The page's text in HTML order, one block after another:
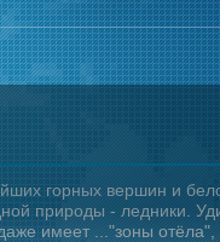
горных вершин и
природы - ледники.
имеет ..."зоны отёла",